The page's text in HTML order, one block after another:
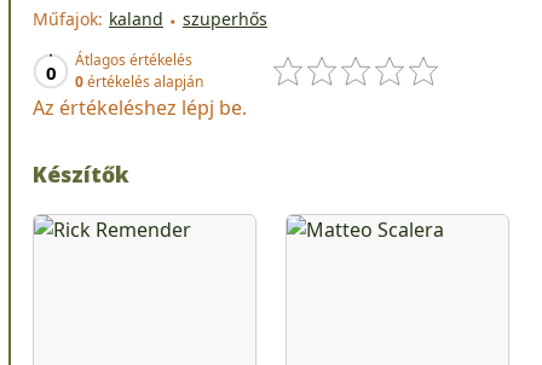
Műfajok: kaland szuperhős
0
Átlagos értékelés
0értékelés alapján
Az értékeléshez lépj be.
Készítők